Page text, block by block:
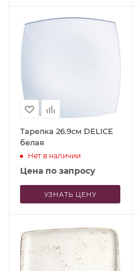
Тарелка 26.9см DELICE
белая
Нет в наличии
Цена по запросу
УЗНАТЬ ЦЕНУ